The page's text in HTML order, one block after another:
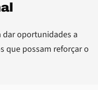
oportunidades a
que possam reforçar o